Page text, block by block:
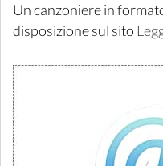
Un canzoniere in
disposizione sul sito